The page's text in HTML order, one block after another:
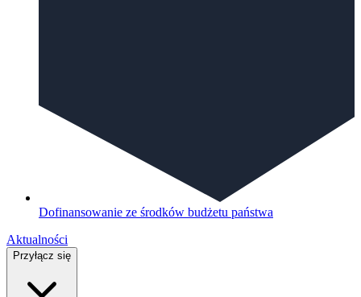
Dofinansowanie ze środków budżetu państwa
Aktualności
Przyłącz się